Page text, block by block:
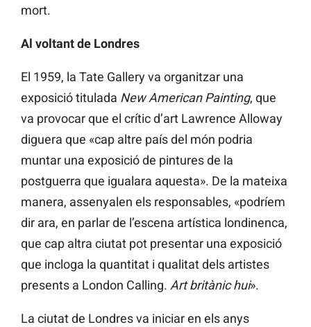
mort.
Al voltant de Londres
El 1959, la Tate Gallery va organitzar una
exposició titulada New American Painting, que
va provocar que el crític d’art Lawrence Alloway
diguera que «cap altre país del món podria
muntar una exposició de pintures de la
postguerra que igualara aquesta». De la mateixa
manera, assenyalen els responsables, «podríem
dir ara, en parlar de l’escena artística londinenca,
que cap altra ciutat pot presentar una exposició
que incloga la quantitat i qualitat dels artistes
presents a London Calling. Art britànic hui».
La ciutat de Londres va iniciar en els anys